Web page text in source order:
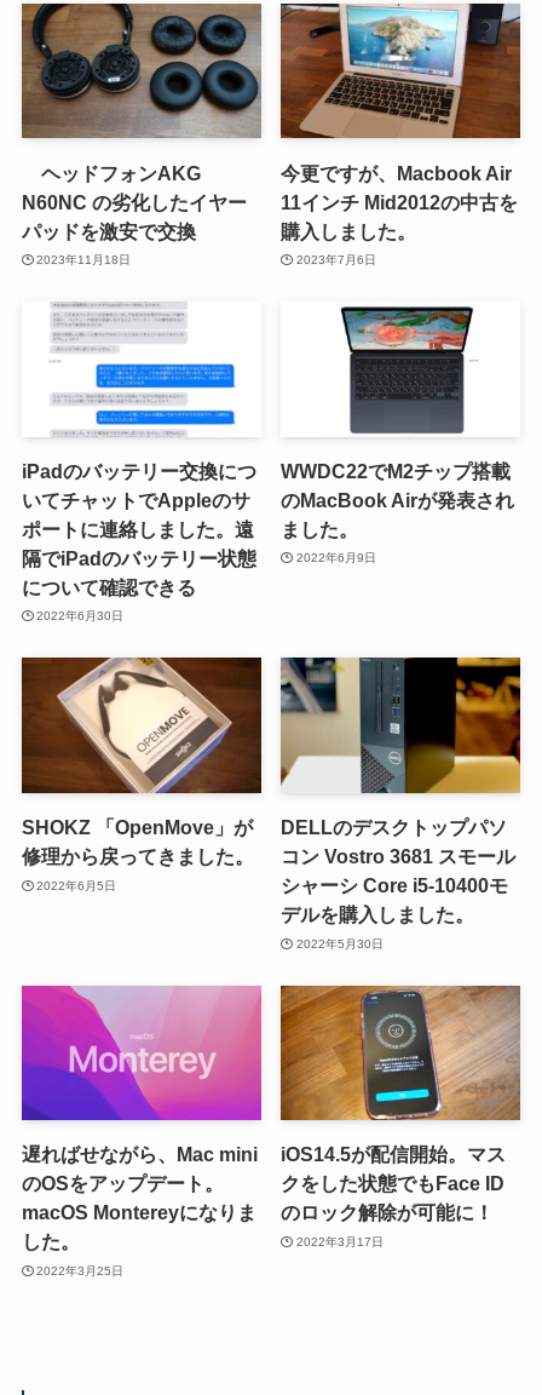
ヘッドフォンAKG
N60NC の劣化したイヤー
パッドを激安で交換
2023年11月18日
今更ですが、Macbook Air
11インチ Mid2012の中古を
購入しました。
2023年7月6日
iPadのバッテリー交換につ
いてチャットでAppleのサ
ポートに連絡しました。遠
隔でiPadのバッテリー状態
について確認できる
2022年6月30日
WWDC22でM2チップ搭載
のMacBook Airが発表され
ました。
2022年6月9日
SHOKZ 「OpenMove」が
修理から戻ってきました。
2022年6月5日
DELLのデスクトップパソ
コン Vostro 3681 スモール
シャーシ Core i5-10400モ
デルを購入しました。
2022年5月30日
遅ればせながら、Mac mini
のOSをアップデート。
macOS Montereyになりま
した。
2022年3月25日
iOS14.5が配信開始。マス
クをした状態でもFace ID
のロック解除が可能に！
2022年3月17日